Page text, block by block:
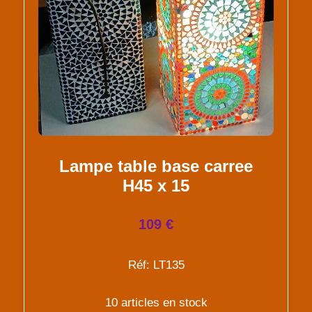
Lampe table base carree
H45 x 15
109 €
Réf: LT135
10 articles en stock